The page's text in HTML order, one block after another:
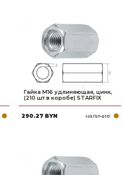
Гайка М16 удлиняющая, цинк,
(210 шт в коробе) STARFIX
290.27 BYN наличие: